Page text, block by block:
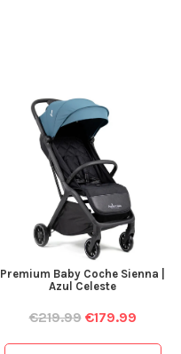
Premium Baby Coche Sienna |
Azul Celeste
€219.99 €179.99